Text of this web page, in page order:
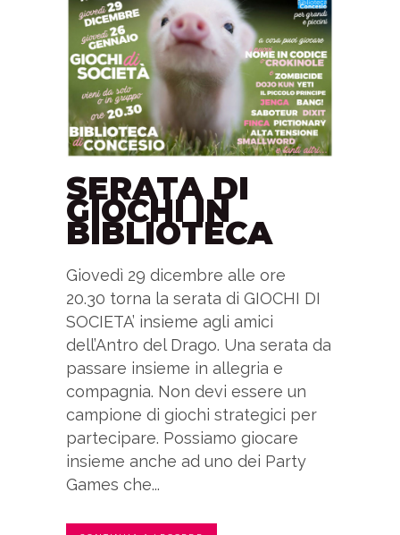
SERATA DI
GIOCHI IN
BIBLIOTECA
Giovedì 29 dicembre alle ore
20.30 torna la serata di GIOCHI DI
SOCIETA’ insieme agli amici
dell’Antro del Drago. Una serata da
passare insieme in allegria e
compagnia. Non devi essere un
campione di giochi strategici per
partecipare. Possiamo giocare
insieme anche ad uno dei Party
Games che...